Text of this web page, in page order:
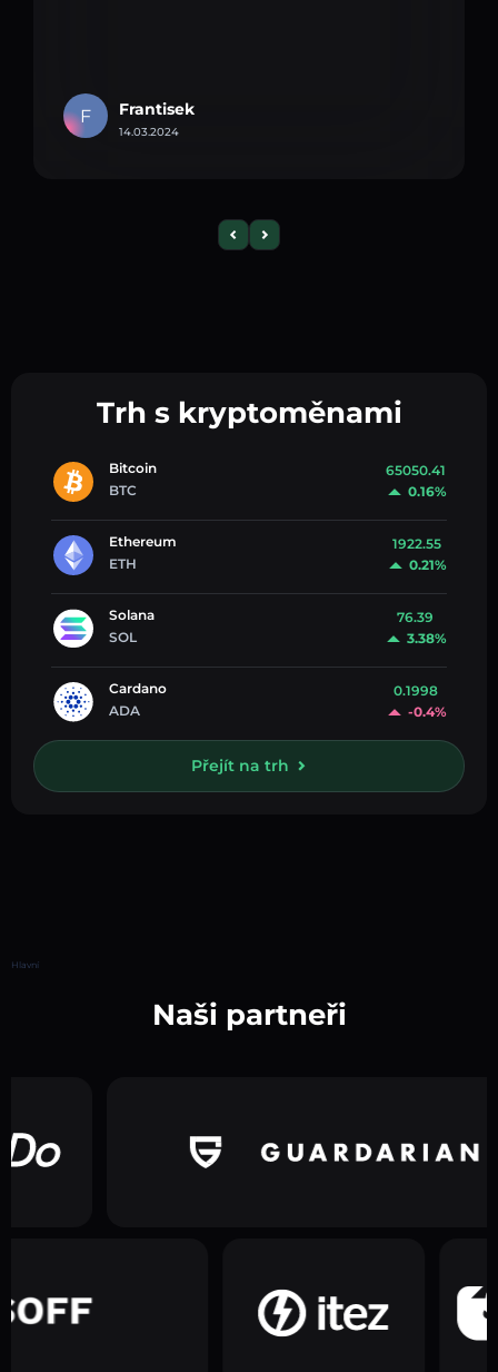
F Frantisek
14.03.2024
Trh s kryptoměnami
Bitcoin
BTC
65050.41
0.16%
Ethereum
ETH
1922.55
0.21%
Solana
SOL
76.39
3.38%
Cardano
ADA
0.1998
-0.4%
Přejít na trh
Hlavní
Naši partneři